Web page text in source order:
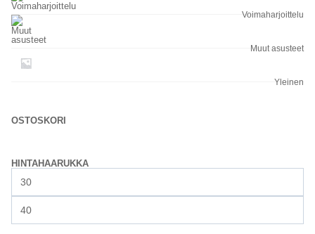
Voimaharjoittelu
Muut asusteet
Yleinen
OSTOSKORI
HINTAHAARUKKA
Minimihinta
Maksimihinta